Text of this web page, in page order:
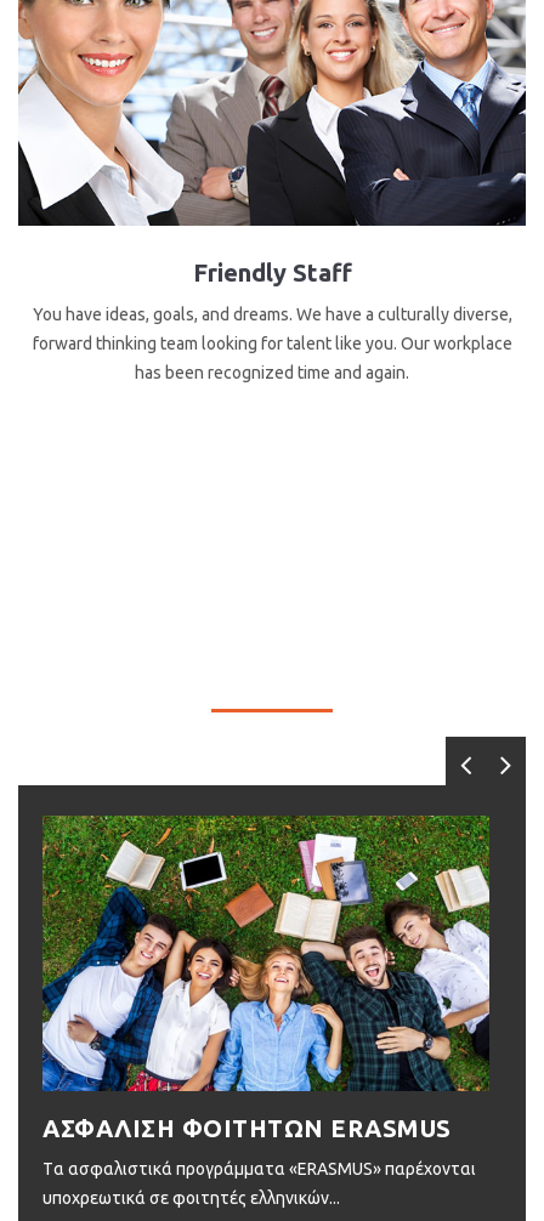
Friendly Staff
You have ideas, goals, and dreams. We have a culturally diverse,
forward thinking team looking for talent like you. Our workplace
has been recognized time and again.
ΑΣΦΑΛΙΣΗ ΦΟΙΤΗΤΩΝ ERASMUS
Tα ασφαλιστικά προγράμματα «ERASMUS» παρέχονται
υποχρεωτικά σε φοιτητές ελληνικών...